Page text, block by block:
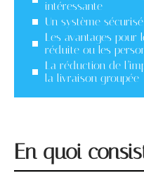
intéressante
Un système
Les avantages pour
réduite ou les
La réduction de
la livraison groupée
En quoi